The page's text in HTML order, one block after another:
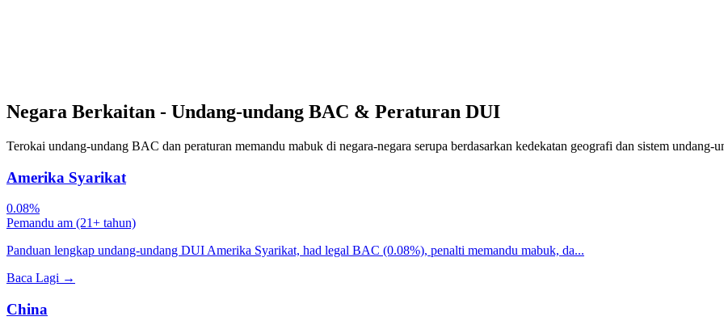
Negara Berkaitan - Undang-undang BAC & Peraturan DUI
Terokai undang-undang BAC dan peraturan memandu mabuk di negara-negara serupa berdasarkan kedekatan geografi dan sistem undang-
Amerika Syarikat
0.08%
Pemandu am (21+ tahun)
Panduan lengkap undang-undang DUI Amerika Syarikat, had legal BAC (0.08%), penalti memandu mabuk, da...
Baca Lagi →
China